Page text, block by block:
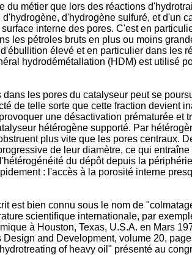
du métier que lors des réactions
d'hydrogène sulfuré, et d'un
interne des pores. C'est en
les pétroles bruts en plus ou moins
élevé et en particulier dans les
hydrodémétallation (HDM) est utilisé
les pores du catalyseur peut se
de telle sorte que cette fraction devient
une désactivation prématurée
hétérogène supporté. Par
plus vite que les pores centraux.
de leur diamètre, ce qui
du dépôt depuis la
: l'accès à la porosité interne
est bien connu sous le nom de
scientifique internationale, par
à Houston, Texas, U.S.A. en Mars
and Development, volume 20,
of heavy oil" présenté au